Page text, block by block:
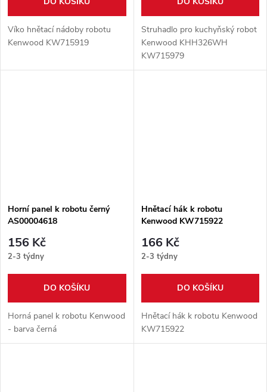
Víko hnětací nádoby robotu
Kenwood KW715919
Struhadlo pro kuchyňský robot
Kenwood KHH326WH
KW715979
Horní panel k robotu černý
AS00004618
156 Kč
2-3 týdny
DO KOŠÍKU
Horná panel k robotu Kenwood
- barva černá
Hnětací hák k robotu
Kenwood KW715922
166 Kč
2-3 týdny
DO KOŠÍKU
Hnětací hák k robotu Kenwood
KW715922